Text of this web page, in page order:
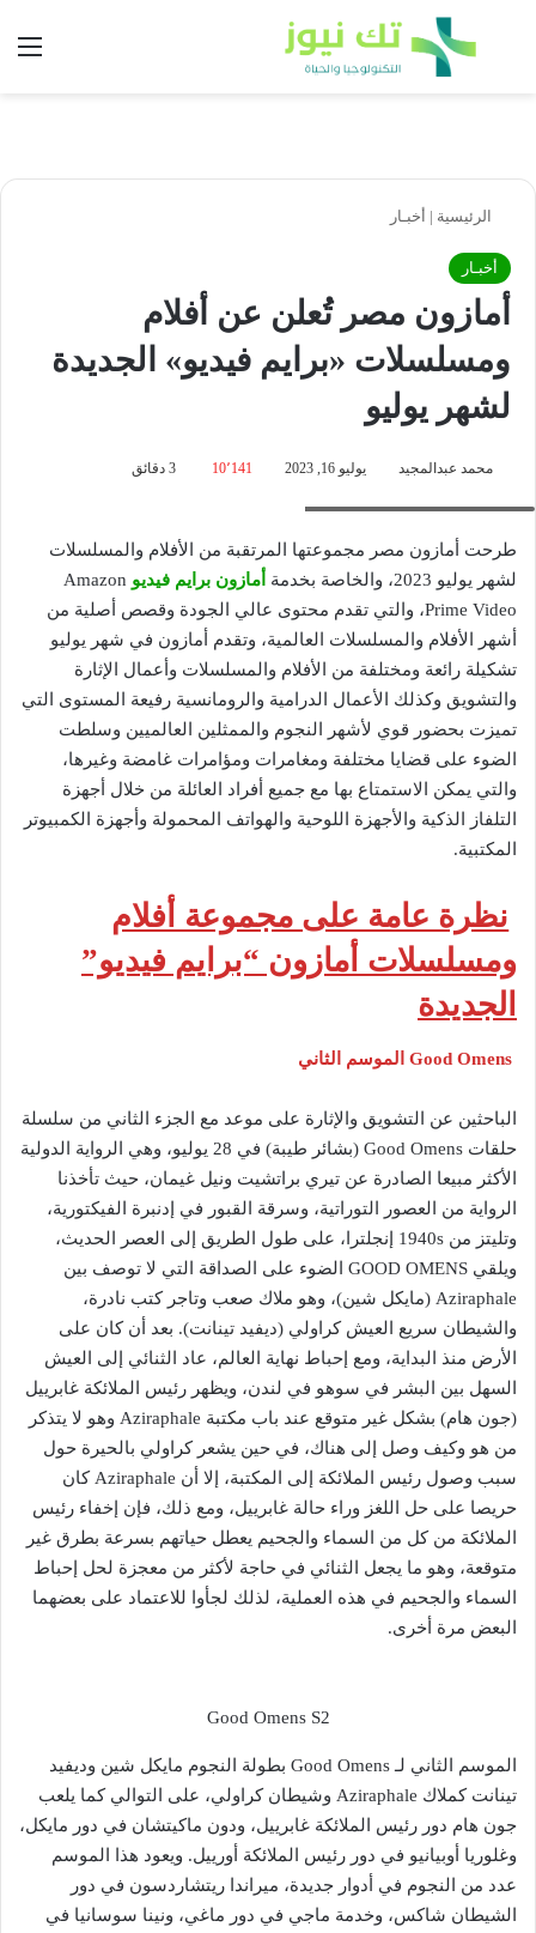
بحث عن
الرئيسية | أخبـار
أخبـار
أمازون مصر تُعلن عن أفلام
ومسلسلات «برايم فيديو» الجديدة
لشهر يوليو
محمد عبدالمجيد يوليو 16, 2023 10٬141
طرحت أمازون مصر مجموعتها المرتقبة من الأفلام والمسلسلات
لشهر يوليو 2023، والخاصة بخدمة
أمازون برايم فيديو Amazon
Prime Video، والتي تقدم محتوى عالي الجودة وقصص أصلية من
أشهر الأفلام والمسلسلات العالمية، وتقدم أمازون في شهر يوليو
تشكيلة رائعة ومختلفة من الأفلام والمسلسلات وأعمال الإثارة
والتشويق وكذلك الأعمال الدرامية والرومانسية رفيعة المستوى التي
تميزت بحضور قوي لأشهر النجوم والممثلين العالميين وسلطت
الضوء على قضايا مختلفة ومغامرات ومؤامرات غامضة وغيرها،
والتي يمكن الاستمتاع بها مع جميع أفراد العائلة من خلال أجهزة
التلفاز الذكية والأجهزة اللوحية والهواتف المحمولة وأجهزة الكمبيوتر
المكتبية.
نظرة عامة على مجموعة أفلام
ومسلسلات أمازون “برايم فيديو”
الجديدة
Good Omens الموسم الثاني
الباحثين عن التشويق والإثارة على موعد مع الجزء الثاني من سلسلة
حلقات Good Omens (بشائر طيبة) في 28 يوليو، وهي الرواية الدولية
الأكثر مبيعا الصادرة عن تيري براتشيت ونيل غيمان، حيث تأخذنا
الرواية من العصور التوراتية، وسرقة القبور في إدنبرة الفيكتورية،
وتليتز من 1940s إنجلترا، على طول الطريق إلى العصر الحديث،
ويلقي GOOD OMENS الضوء على الصداقة التي لا توصف بين
Aziraphale (مايكل شين)، وهو ملاك صعب وتاجر كتب نادرة،
والشيطان سريع العيش كراولي (ديفيد تينانت). بعد أن كان على
الأرض منذ البداية، ومع إحباط نهاية العالم، عاد الثنائي إلى العيش
السهل بين البشر في سوهو في لندن، ويظهر رئيس الملائكة غابرييل
(جون هام) بشكل غير متوقع عند باب مكتبة Aziraphale وهو لا يتذكر
من هو وكيف وصل إلى هناك، في حين يشعر كراولي بالحيرة حول
سبب وصول رئيس الملائكة إلى المكتبة، إلا أن Aziraphale كان
حريصا على حل اللغز وراء حالة غابرييل، ومع ذلك، فإن إخفاء رئيس
الملائكة من كل من السماء والجحيم يعطل حياتهم بسرعة بطرق غير
متوقعة، وهو ما يجعل الثنائي في حاجة لأكثر من معجزة لحل إحباط
السماء والجحيم في هذه العملية، لذلك لجأوا للاعتماد على بعضهما
البعض مرة أخرى.
Good Omens S2
الموسم الثاني لـ Good Omens بطولة النجوم مايكل شين وديفيد
تينانت كملاك Aziraphale وشيطان كراولي، على التوالي كما يلعب
جون هام دور رئيس الملائكة غابرييل، ودون ماكيتشان في دور مايكل،
وغلوريا أوبيانيو في دور رئيس الملائكة أورييل. ويعود هذا الموسم
عدد من النجوم في أدوار جديدة، ميراندا ريتشاردسون في دور
الشيطان شاكس، وخدمة ماجي في دور ماغي، ونينا سوسانيا في